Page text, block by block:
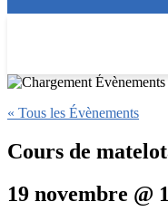
« Tous les Évènements
Cours de
19 novembre @